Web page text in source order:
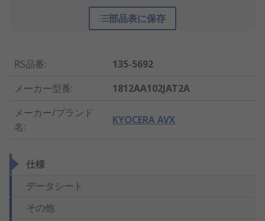
部品表に保存
RS品番:
135-5692
メーカー型番:
1812AA102JAT2A
メーカー/ブランド
名:
KYOCERA AVX
仕様
データシート
その他